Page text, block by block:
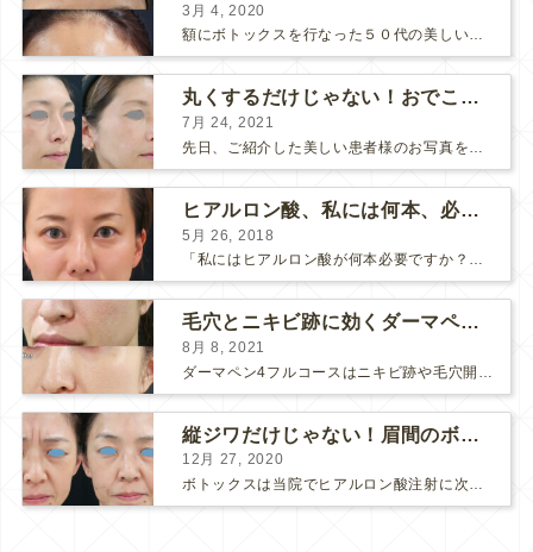
3月 4, 2020
額にボトックスを行なった５０代の美しい女性です。 エイジングとともに横ジワが目立つようになって、 キメが乱れてツヤが無くなってきます。 ボトックスを額に注射すると 横ジワが目立たなくな...
丸くするだけじゃない！おでこのヒアルロン酸注射
7月 24, 2021
先日、ご紹介した美しい患者様のお写真を使わせていただいて、おでこのヒアルロン酸注射について説明します。 （≫ 写真の患者様の経過はこちら『２年間で若返って綺麗になられた患者様』） なぜおでこに...
ヒアルロン酸、私には何本、必要ですか？
5月 26, 2018
「私にはヒアルロン酸が何本必要ですか？」 診察の時によく聞かれますが、なかなか難しい質問です。 どこまでこだわってキレイにしたいかによって 使うヒアルロン酸の量が変わるからです。 前回もご紹介させ...
毛穴とニキビ跡に効くダーマペン４フルコース
8月 8, 2021
縦ジワだけじゃない！眉間のボトックス注射
12月 27, 2020
ボトックスは当院でヒアルロン酸注射に次いで人気のある治療です。 私自身、美容治療が制限されていた妊娠・授乳中に一番やりたかったのはボトックスで、 「ボトックスが世の中から無くなったら困る！」と...